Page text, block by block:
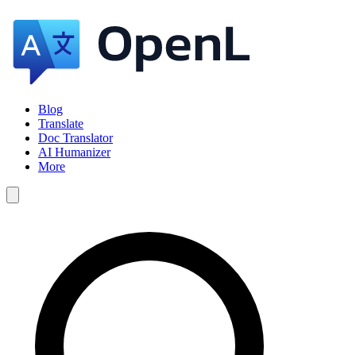
Blog
Translate
Doc Translator
AI Humanizer
More